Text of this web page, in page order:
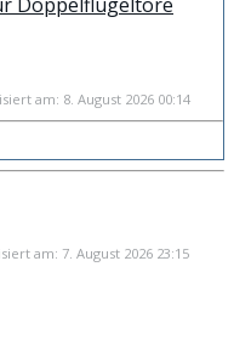
Doppelflügeltore
am: 8. August 2026 00:14
am: 7. August 2026 23:15